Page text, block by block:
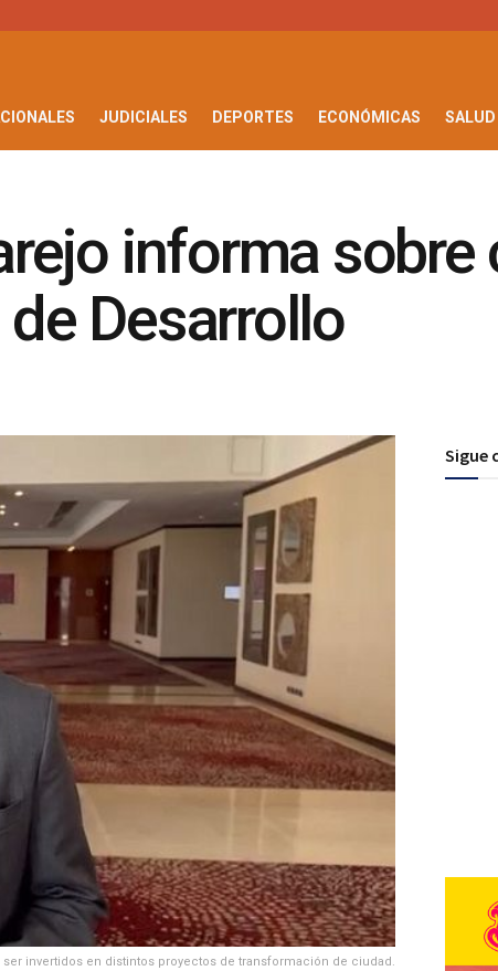
JUDICIALES DEPORTES ECONÓMICAS SALUD
informa sobre
Desarrollo
invertidos en distintos proyectos de transformación de ciudad.
Sigue